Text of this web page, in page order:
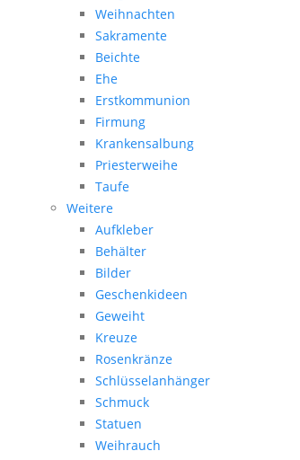
Weihnachten
Sakramente
Beichte
Ehe
Erstkommunion
Firmung
Krankensalbung
Priesterweihe
Taufe
Weitere
Aufkleber
Behälter
Bilder
Geschenkideen
Geweiht
Kreuze
Rosenkränze
Schlüsselanhänger
Schmuck
Statuen
Weihrauch